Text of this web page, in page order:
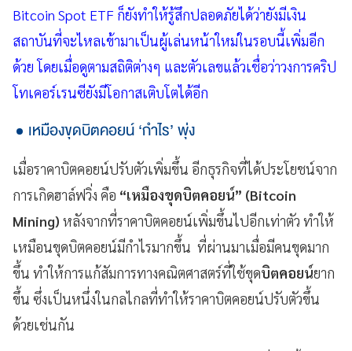
Bitcoin Spot ETF ก็ยังทำให้รู้สึกปลอดภัยได้ว่ายังมีเงิน
สถาบันที่จะไหลเข้ามาเป็นผู้เล่นหน้าใหม่ในรอบนี้เพิ่มอีก
ด้วย โดยเมื่อดูตามสถิติต่างๆ และตัวเลขแล้วเชื่อว่าวงการคริป
โทเคอร์เรนซียังมีโอกาสเติบโตได้อีก
เหมืองขุดบิตคอยน์ ‘กำไร’ พุ่ง
เมื่อราคาบิตคอยน์ปรับตัวเพิ่มขึ้น อีกธุรกิจที่ได้ประโยชน์จาก
การเกิดฮาล์ฟวิ่ง คือ “เหมืองขุดบิตคอยน์” (Bitcoin
Mining) หลังจากที่ราคาบิตคอยน์เพิ่มขึ้นไปอีกเท่าตัว ทำให้
เหมือนขุดบิตคอยน์มีกำไรมากขึ้น ที่ผ่านมาเมื่อมีคนขุดมาก
ขึ้น ทำให้การแก้สัมการทางคณิตศาสตร์ที่ใช้ขุดบิตคอยน์ยาก
ขึ้น ซึ่งเป็นหนึ่งในกลไกลที่ทำให้ราคาบิตคอยน์ปรับตัวขึ้น
ด้วยเช่นกัน